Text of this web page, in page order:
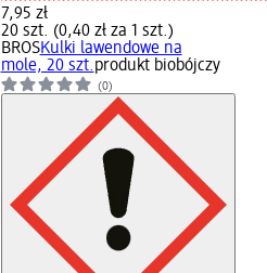
7,95 zł
20 szt. (0,40 zł za 1 szt.)
BROSKulki lawendowe na
mole, 20 szt.produkt biobójczy
(0)